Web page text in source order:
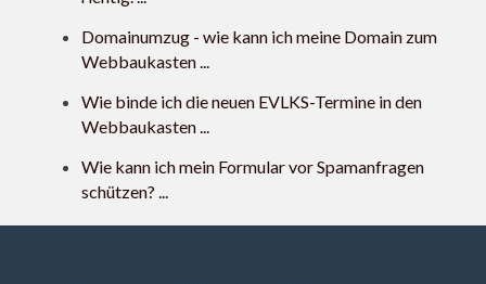
Domainumzug - wie kann ich meine Domain zum
Webbaukasten ...
Wie binde ich die neuen EVLKS-Termine in den
Webbaukasten ...
Wie kann ich mein Formular vor Spamanfragen
schützen? ...